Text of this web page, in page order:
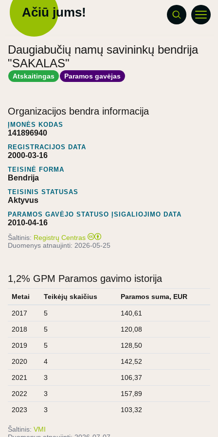
Ačiū jums!
Daugiabučių namų savininkų bendrija
"SAKALAS"
Atskaitingas Paramos gavėjas
Organizacijos bendra informacija
ĮMONĖS KODAS
141896940
REGISTRACIJOS DATA
2000-03-16
TEISINĖ FORMA
Bendrija
TEISINIS STATUSAS
Aktyvus
PARAMOS GAVĖJO STATUSO ĮSIGALIOJIMO DATA
2010-04-16
Šaltinis: Registrų Centras
Duomenys atnaujinti: 2026-05-25
1,2% GPM Paramos gavimo istorija
Metai Teikėjų skaičius Paramos suma, EUR
2017 5 140,61
2018 5 120,08
2019 5 128,50
2020 4 142,52
2021 3 106,37
2022 3 157,89
2023 3 103,32
Šaltinis: VMI